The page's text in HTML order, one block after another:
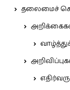
தலைமைச்